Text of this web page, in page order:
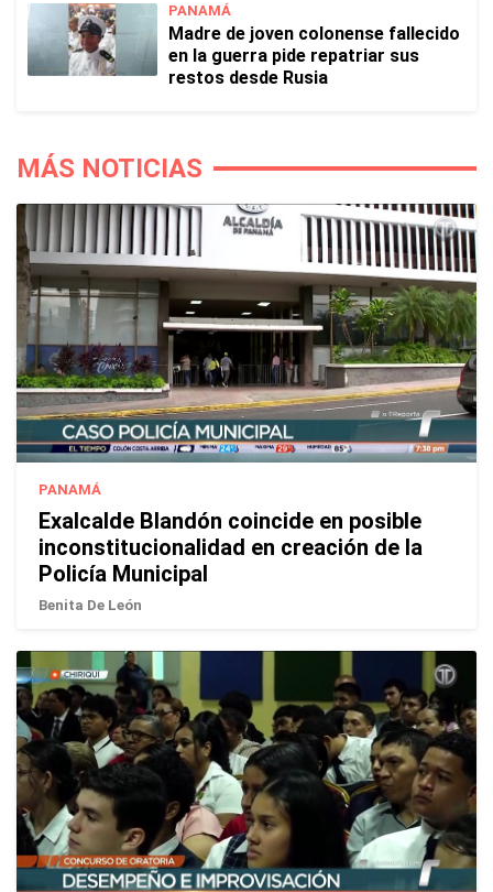
PANAMÁ
Madre de joven colonense fallecido
en la guerra pide repatriar sus
restos desde Rusia
MÁS NOTICIAS
PANAMÁ
Exalcalde Blandón coincide en posible
inconstitucionalidad en creación de la
Policía Municipal
Benita De León